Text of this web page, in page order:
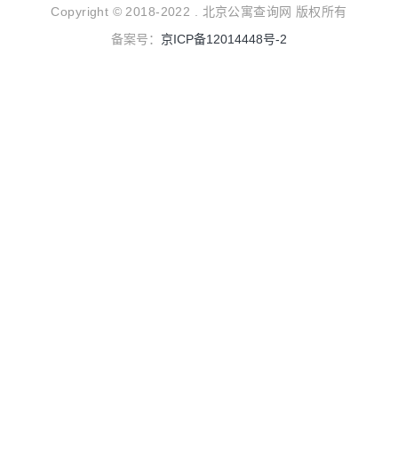
Copyright © 2018-2022 . 北京公寓查询网 版权所有
备案号： 京ICP备12014448号-2